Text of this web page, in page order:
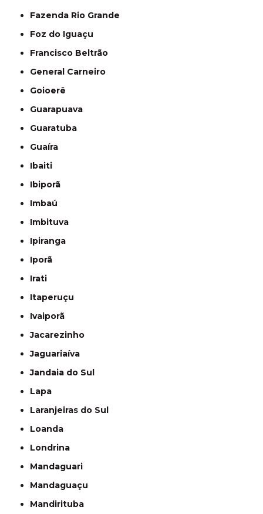
Fazenda Rio Grande
Foz do Iguaçu
Francisco Beltrão
General Carneiro
Goioerê
Guarapuava
Guaratuba
Guaíra
Ibaiti
Ibiporã
Imbaú
Imbituva
Ipiranga
Iporã
Irati
Itaperuçu
Ivaiporã
Jacarezinho
Jaguariaíva
Jandaia do Sul
Lapa
Laranjeiras do Sul
Loanda
Londrina
Mandaguari
Mandaguaçu
Mandirituba